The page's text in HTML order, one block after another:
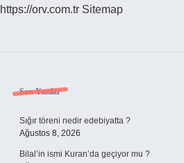
https://orv.com.tr Sitemap
Sidebar
Son Yazılar
Sığır töreni nedir edebiyatta ?
Ağustos 8, 2026
Bilal’in ismi Kuran’da geçiyor mu ?